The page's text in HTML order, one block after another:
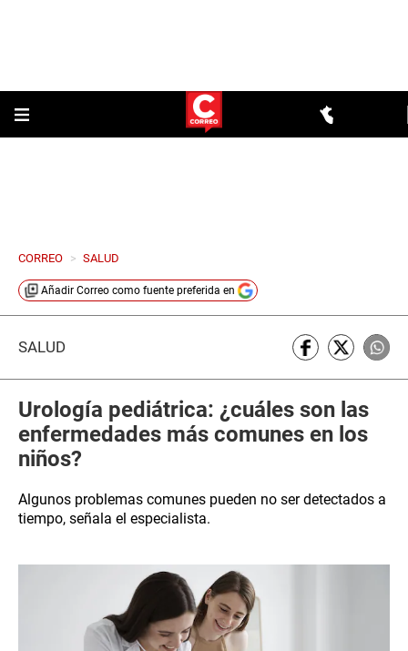
CORREO > SALUD
Añadir Correo como fuente preferida en
SALUD
Urología pediátrica: ¿cuáles son las
enfermedades más comunes en los
niños?
Algunos problemas comunes pueden no ser detectados a
tiempo, señala el especialista.